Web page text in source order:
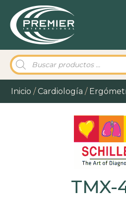
Búsqueda
de
productos
Inicio /Cardiología /
TMX-